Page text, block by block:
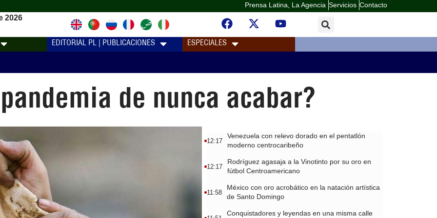
Prensa Latina, La Agencia Servicios Contacto
2026
EDITORIAL PL | PUBLICACIONES ESPECIALES
de nunca acabar?
12:17
Venezuela con relevo dorado en el pentatlón
moderno centrocaribeño
12:17
Rodríguez agasaja a la Vinotinto por su oro en
fútbol Centroamericano
11:58
México con oro acrobático en la natación artística
de Santo Domingo
Conquistadores y leyendas en una misma calle